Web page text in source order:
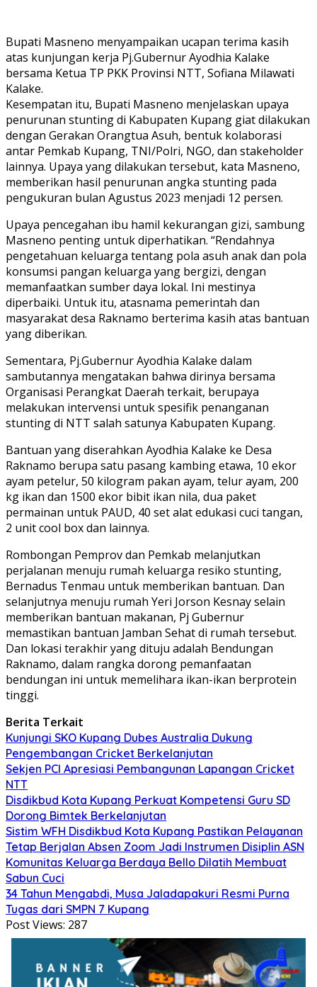
Bupati Masneno menyampaikan ucapan terima kasih
atas kunjungan kerja Pj.Gubernur Ayodhia Kalake
bersama Ketua TP PKK Provinsi NTT, Sofiana Milawati
Kalake.
Kesempatan itu, Bupati Masneno menjelaskan upaya
penurunan stunting di Kabupaten Kupang giat dilakukan
dengan Gerakan Orangtua Asuh, bentuk kolaborasi
antar Pemkab Kupang, TNI/Polri, NGO, dan stakeholder
lainnya. Upaya yang dilakukan tersebut, kata Masneno,
memberikan hasil penurunan angka stunting pada
pengukuran bulan Agustus 2023 menjadi 12 persen.
Upaya pencegahan ibu hamil kekurangan gizi, sambung
Masneno penting untuk diperhatikan. “Rendahnya
pengetahuan keluarga tentang pola asuh anak dan pola
konsumsi pangan keluarga yang bergizi, dengan
memanfaatkan sumber daya lokal. Ini mestinya
diperbaiki. Untuk itu, atasnama pemerintah dan
masyarakat desa Raknamo berterima kasih atas bantuan
yang diberikan.
Sementara, Pj.Gubernur Ayodhia Kalake dalam
sambutannya mengatakan bahwa dirinya bersama
Organisasi Perangkat Daerah terkait, berupaya
melakukan intervensi untuk spesifik penanganan
stunting di NTT salah satunya Kabupaten Kupang.
Bantuan yang diserahkan Ayodhia Kalake ke Desa
Raknamo berupa satu pasang kambing etawa, 10 ekor
ayam petelur, 50 kilogram pakan ayam, telur ayam, 200
kg ikan dan 1500 ekor bibit ikan nila, dua paket
permainan untuk PAUD, 40 set alat edukasi cuci tangan,
2 unit cool box dan lainnya.
Rombongan Pemprov dan Pemkab melanjutkan
perjalanan menuju rumah keluarga resiko stunting,
Bernadus Tenmau untuk memberikan bantuan. Dan
selanjutnya menuju rumah Yeri Jorson Kesnay selain
memberikan bantuan makanan, Pj Gubernur
memastikan bantuan Jamban Sehat di rumah tersebut.
Dan lokasi terakhir yang dituju adalah Bendungan
Raknamo, dalam rangka dorong pemanfaatan
bendungan ini untuk memelihara ikan-ikan berprotein
tinggi.
Berita Terkait
Kunjungi SKO Kupang Dubes Australia Dukung
Pengembangan Cricket Berkelanjutan
Sekjen PCI Apresiasi Pembangunan Lapangan Cricket
NTT
Disdikbud Kota Kupang Perkuat Kompetensi Guru SD
Dorong Bimtek Berkelanjutan
Sistim WFH Disdikbud Kota Kupang Pastikan Pelayanan
Tetap Berjalan Absen Zoom Jadi Instrumen Disiplin ASN
Komunitas Keluarga Berdaya Bello Dilatih Membuat
Sabun Cuci
34 Tahun Mengabdi, Musa Jaladapakuri Resmi Purna
Tugas dari SMPN 7 Kupang
Post Views: 287